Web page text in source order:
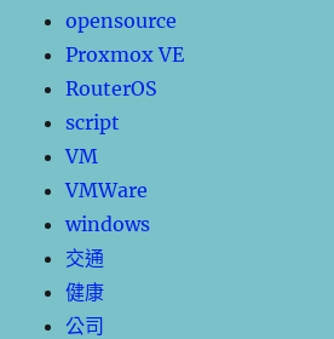
opensource
Proxmox VE
RouterOS
script
VM
VMWare
windows
交通
健康
公司